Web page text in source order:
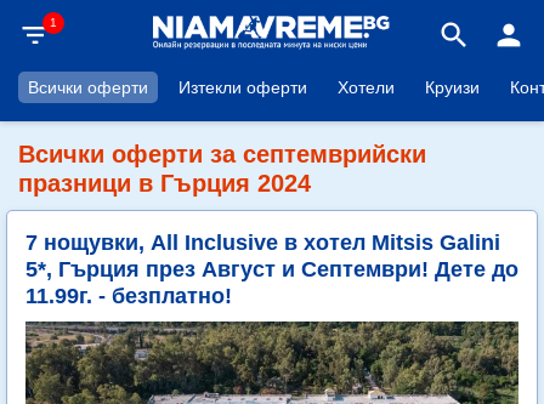
filter_list1 search person
Всички оферти Изтекли оферти Хотели Круизи
Всички оферти за септемврийски
празници в Гърция 2024
7 нощувки, All Inclusive в хотел Mitsis Galini
5*, Гърция през Август и Септември! Дете до
11.99г. - безплатно!